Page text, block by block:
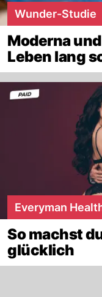
Wunder-Studie
Moderna
Leben lang
Everyman
So machst
glücklich